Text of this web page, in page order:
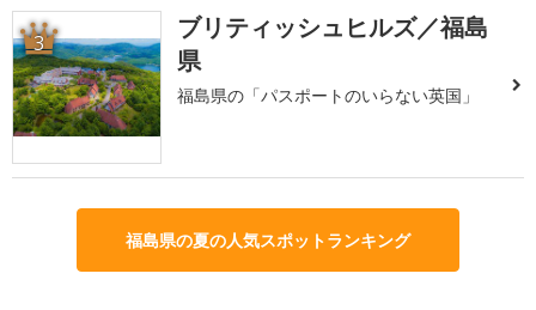
3
ブリティッシュヒルズ／福島
県
福島県の「パスポートのいらない英国」
福島県の夏の人気スポットランキング